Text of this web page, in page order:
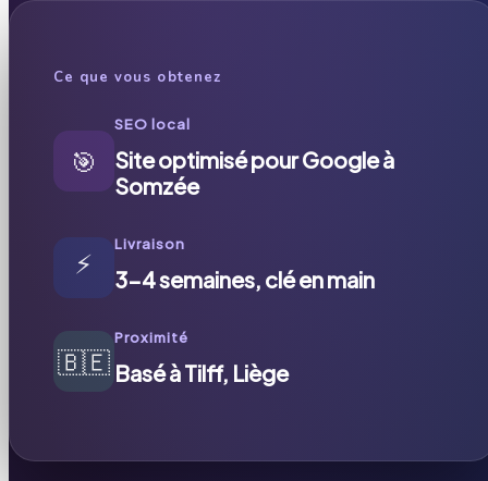
Ce que vous obtenez
🎯
SEO local
Site optimisé pour Google à
Somzée
⚡
Livraison
3-4 semaines, clé en main
🇧🇪
Proximité
Basé à Tilff, Liège